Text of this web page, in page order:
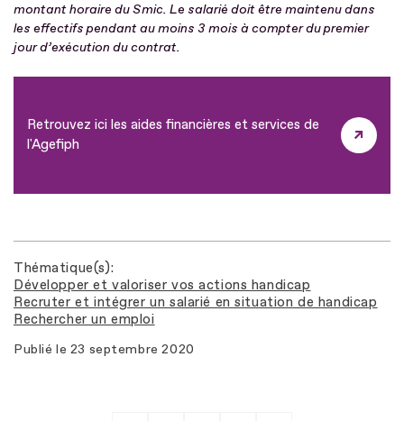
montant horaire du Smic. Le salarié doit être maintenu dans
les effectifs pendant au moins 3 mois à compter du premier
jour d’exécution du contrat.
Retrouvez ici les aides financières et services de
l'Agefiph
Thématique(s)
Développer et valoriser vos actions handicap
Recruter et intégrer un salarié en situation de handicap
Rechercher un emploi
Publié le 23 septembre 2020